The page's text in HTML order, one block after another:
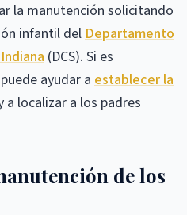
la manutención solicitando
infantil delDepartamento
(DCS). Si es
ayudar aestablecer la
a localizar a los padres
de los